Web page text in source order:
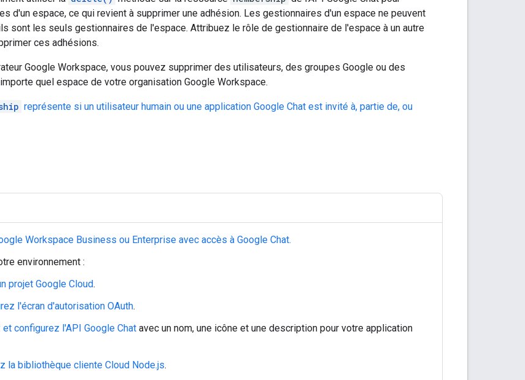
d'un espace, ce qui revient à supprimer une adhésion. Les gestionnaires d'un espace ne peuvent
sont les seuls gestionnaires de l'espace. Attribuez le rôle de gestionnaire de l'espace à un autre
ces adhésions.
Google Workspace, vous pouvez supprimer des utilisateurs, des groupes Google ou des
quel espace de votre organisation Google Workspace.
représente si un utilisateur humain ou une application Google Chat est invité à, partie de, ou
Workspace Business ou Enterprise avec accès à Google Chat.
environnement :
projet Google Cloud.
l'écran d'autorisation OAuth.
configurez l'API Google Chat avec un nom, une icône et une description pour votre application
la bibliothèque cliente Cloud Node.js.